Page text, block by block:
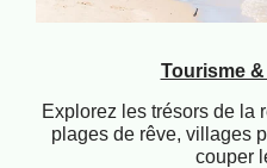
Tourisme
Explorez les trésors de la
plages de rêve, villages
couper